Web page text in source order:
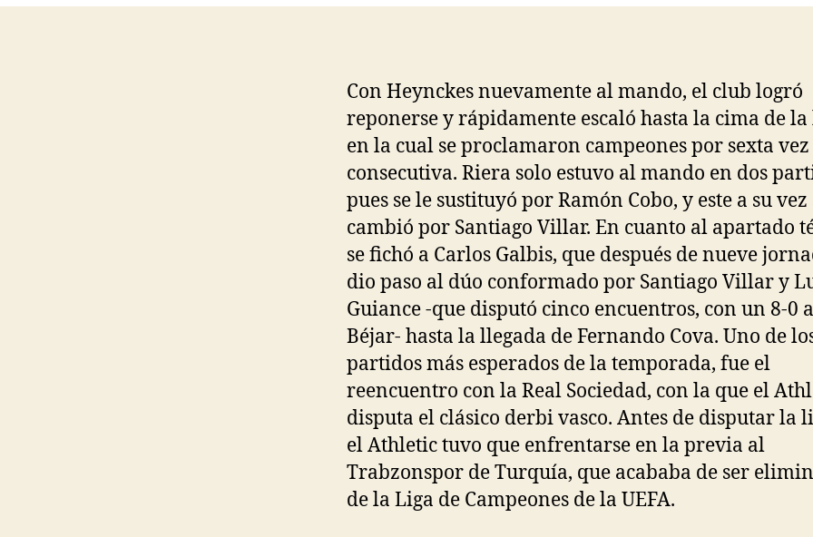
Con Heynckes nuevamente al mando, el club logró
reponerse y rápidamente escaló hasta la cima de la
en la cual se proclamaron campeones por sexta vez
consecutiva. Riera solo estuvo al mando en dos
pues se le sustituyó por Ramón Cobo, y este a su vez
cambió por Santiago Villar. En cuanto al apartado
se fichó a Carlos Galbis, que después de nueve
dio paso al dúo conformado por Santiago Villar y
Guiance -que disputó cinco encuentros, con un 8-0
Béjar- hasta la llegada de Fernando Cova. Uno de
partidos más esperados de la temporada, fue el
reencuentro con la Real Sociedad, con la que el
disputa el clásico derbi vasco. Antes de disputar la
el Athletic tuvo que enfrentarse en la previa al
Trabzonspor de Turquía, que acababa de ser
de la Liga de Campeones de la UEFA.